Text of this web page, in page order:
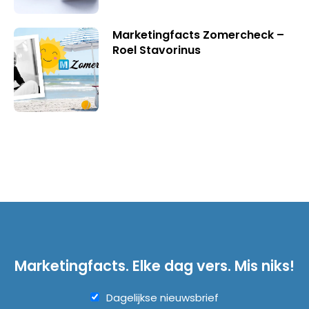
Marketingfacts Zomercheck –
Roel Stavorinus
Marketingfacts. Elke dag vers. Mis niks!
Dagelijkse nieuwsbrief